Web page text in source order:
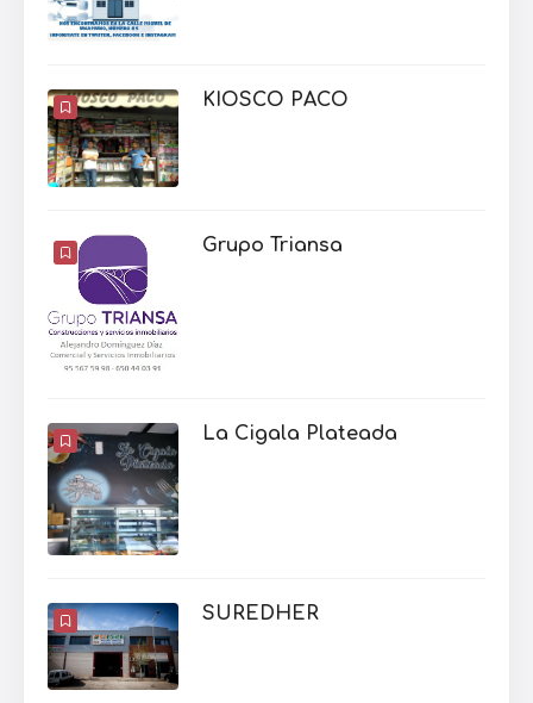
KIOSCO PACO
Grupo Triansa
La Cigala Plateada
SUREDHER